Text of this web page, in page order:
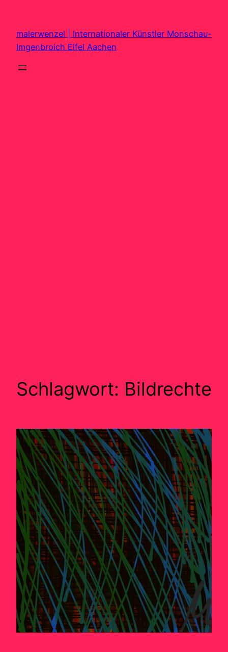
springen
malerwenzel | Internationaler Künstler Monschau-
Imgenbroich Eifel Aachen
Schlagwort: Bildrechte